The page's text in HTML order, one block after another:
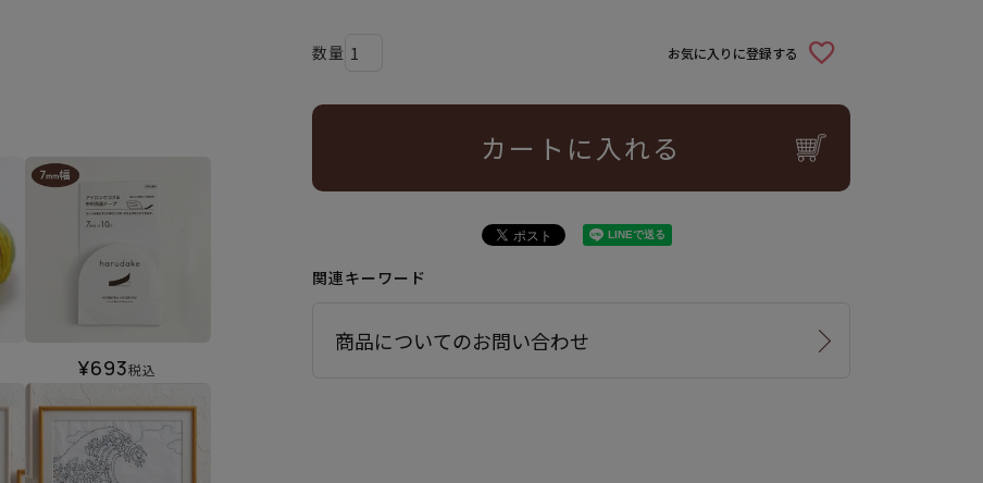
¥693税込
お気に入りに登録する
カートに入れる
関連キーワード
商品についてのお問い合わせ